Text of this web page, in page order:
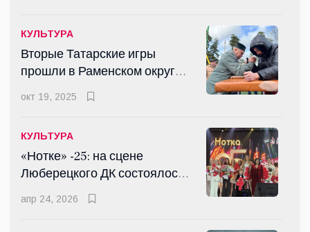
КУЛЬТУРА
Вторые Татарские игры
прошли в Раменском округе
Подмосковья
окт 19, 2025
КУЛЬТУРА
«Нотке» -25: на сцене
Люберецкого ДК состоялось
грандиозное шоу
апр 24, 2026